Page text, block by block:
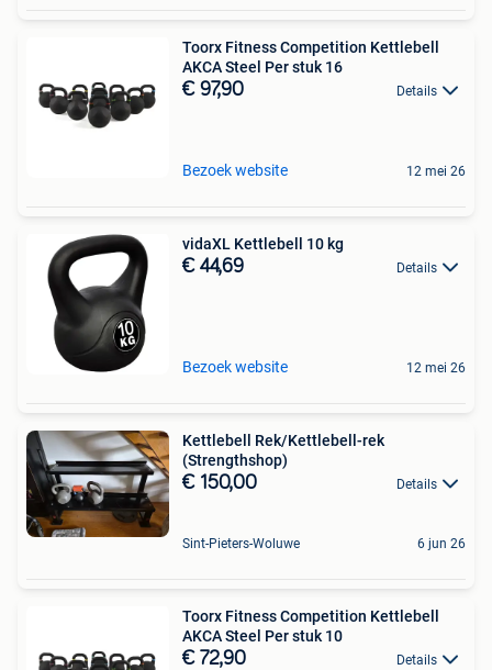
Toorx Fitness Competition Kettlebell
AKCA Steel Per stuk 16
€ 97,90 Details
Bezoek website 12 mei 26
vidaXL Kettlebell 10 kg
€ 44,69 Details
Bezoek website 12 mei 26
Kettlebell Rek/Kettlebell-rek
(Strengthshop)
€ 150,00 Details
Sint-Pieters-Woluwe 6 jun 26
Toorx Fitness Competition Kettlebell
AKCA Steel Per stuk 10
€ 72,90 Details